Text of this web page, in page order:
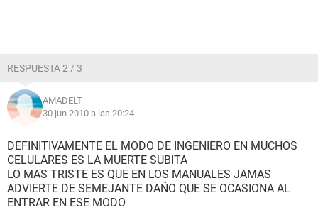
RESPUESTA 2 / 3
AMADELT
30 jun 2010 a las 20:24
DEFINITIVAMENTE EL MODO DE INGENIERO EN MUCHOS
CELULARES ES LA MUERTE SUBITA
LO MAS TRISTE ES QUE EN LOS MANUALES JAMAS
ADVIERTE DE SEMEJANTE DAÑO QUE SE OCASIONA AL
ENTRAR EN ESE MODO